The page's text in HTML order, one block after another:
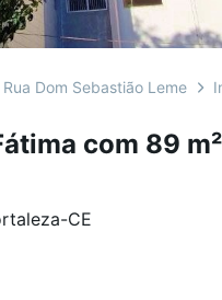
Rua Dom Sebastião Leme
com 89
-CE